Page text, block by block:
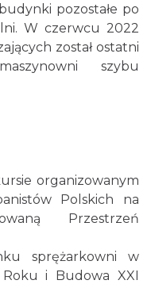
pozostałe po
W czerwcu 2022
został ostatni
szybu
organizowanym
Polskich na
Przestrzeń
sprężarkowni w
Roku i Budowa XXI